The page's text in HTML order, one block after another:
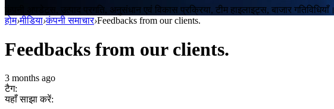
कंपनी अपडेट्स, उत्पाद प्रगति, अनुसंधान एवं विकास प्रक्रिया, टीम हाइलाइट्स, बाजार गतिविधियाँ।
होम›मीडिया›कंपनी समाचार›Feedbacks from our clients.
Feedbacks from our clients.
3 months ago
टैग:
यहाँ साझा करें: